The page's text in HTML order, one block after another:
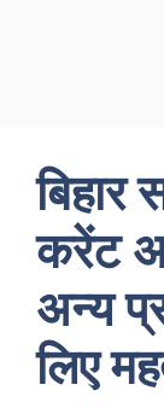
बिहार
करेंट
अन्य
लिए